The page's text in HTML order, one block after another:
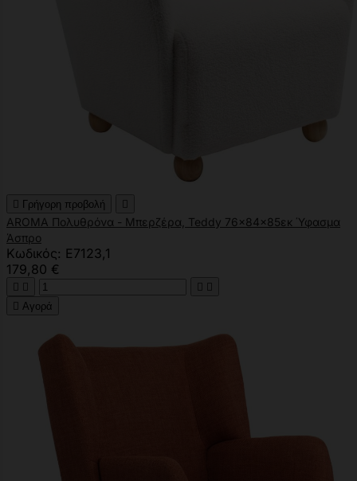
 Γρήγορη προβολή 
AROMA Πολυθρόνα - Μπερζέρα, Teddy 76x84x85εκ Ύφασμα
Άσπρο
Κωδικός: Ε7123,1
179,80 €
   
 Αγορά